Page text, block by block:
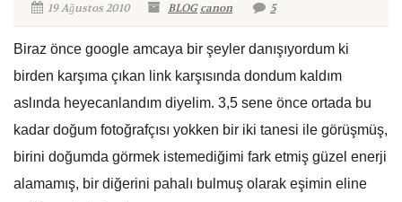
19 Ağustos 2010 BLOG canon 5
Biraz önce google amcaya bir şeyler danışıyordum ki
birden karşıma çıkan link karşısında dondum kaldım
aslında heyecanlandım diyelim. 3,5 sene önce ortada bu
kadar doğum fotoğrafçısı yokken bir iki tanesi ile görüşmüş,
birini doğumda görmek istemediğimi fark etmiş güzel enerji
alamamış, bir diğerini pahalı bulmuş olarak eşimin eline